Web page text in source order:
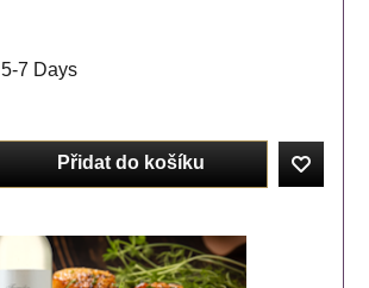
5-7 Days
Přidat do košíku